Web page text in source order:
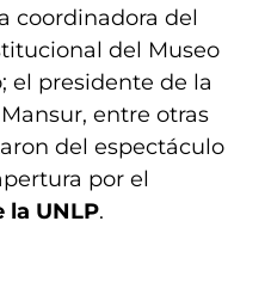
coordinadora del
del Museo
el presidente de la
entre otras
del espectáculo
por el
la UNLP.